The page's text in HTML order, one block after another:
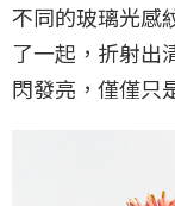
不同的玻璃光感
了一起，折射出
閃發亮，僅僅只